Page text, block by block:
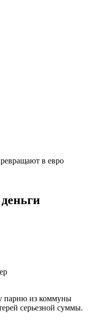
в евро
парню из коммуны
серьезной суммы.